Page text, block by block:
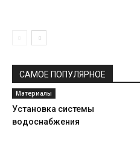
САМОЕ ПОПУЛЯРНОЕ
Материалы
Установка системы
водоснабжения